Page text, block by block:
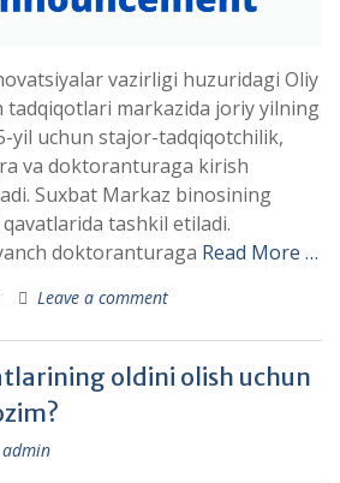
vazirligi huzuridagi Oliy
tadqiqotlari markazida joriy yilning
yil uchun stajor-tadqiqotchilik,
va doktoranturaga kirish
Suxbat Markaz binosining
tashkil etiladi.
doktoranturaga Read More …
Leave a comment
oldini olish uchun
admin